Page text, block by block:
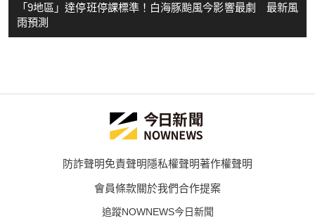
「9地區」達停班停課標準！白海豚颱風今影響最劇 最新風
雨預測
防詐聲明免責聲明隱私權聲明著作權聲明
會員條款關於我們合作提案
追蹤NOWNEWS今日新聞